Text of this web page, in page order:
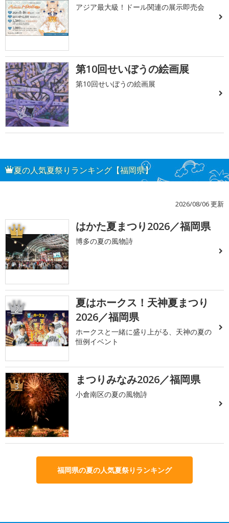
アジア最大級！ドール関連の展示即売会
第10回せいぼうの絵画展
第10回せいぼうの絵画展
夏の人気夏祭りランキング【福岡県】
2026/08/06 更新
1 はかた夏まつり2026／福岡県
博多の夏の風物詩
2
夏はホークス！天神夏まつり
2026／福岡県
ホークスと一緒に盛り上がる、天神の夏の
恒例イベント
3 まつりみなみ2026／福岡県
小倉南区の夏の風物詩
福岡県の夏の人気夏祭りランキング